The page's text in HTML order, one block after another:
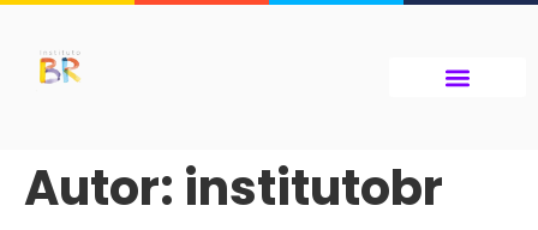
Autor: institutobr